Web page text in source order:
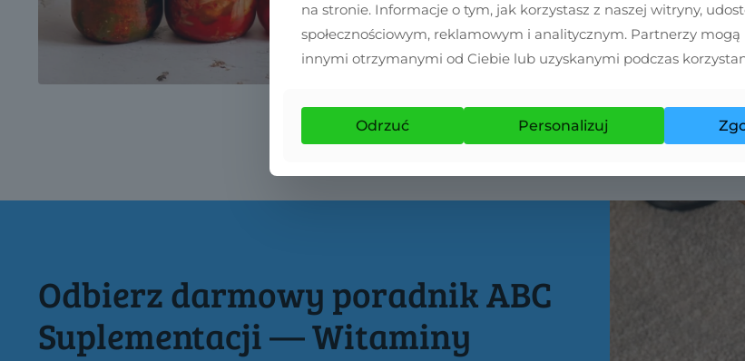
Odbierz darmowy poradnik ABC
Suplementacji — Witaminy
na stronie. Informacje o tym, jak korzystasz z naszej witryny,
społecznościowym, reklamowym i analitycznym. Partnerzy mogą
innymi otrzymanymi od Ciebie lub uzyskanymi podczas
Odrzuć Personalizuj